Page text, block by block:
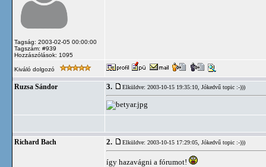
Tagság: 2003-02-05 00:00:00
Tagszám: #939
Hozzászólások: 1095
Kiváló dolgozó
Ruzsa Sándor 3. Elküldve: 2003-10-15 19:35:10, Jókedvű topic :-)))
Richard Bach 2. Elküldve: 2003-10-15 17:29:05, Jókedvű topic :-)))
így hazavágni a fórumot!